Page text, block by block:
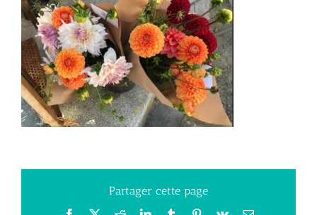
Partager cette page